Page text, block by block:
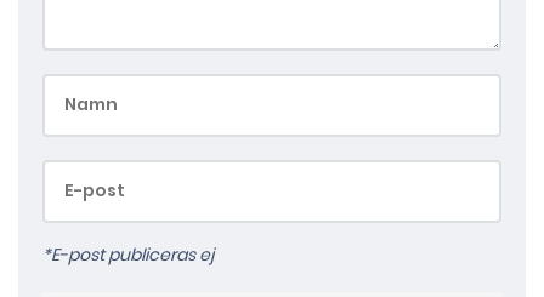
*E-post publiceras ej